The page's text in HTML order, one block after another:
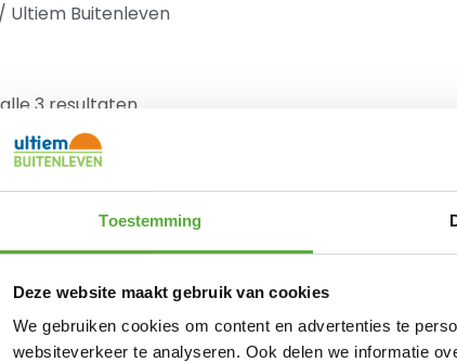
Toestemming
Deze website maakt gebruik van cookies
We gebruiken cookies om content en advertenties te
websiteverkeer te analyseren. Ook delen we informatie
/ Ultiem Buitenleven
3 resultaten
tuintafel 70cm rond –
wit
€199,00
Pablo bijzet
€
nog geen product bekeken.